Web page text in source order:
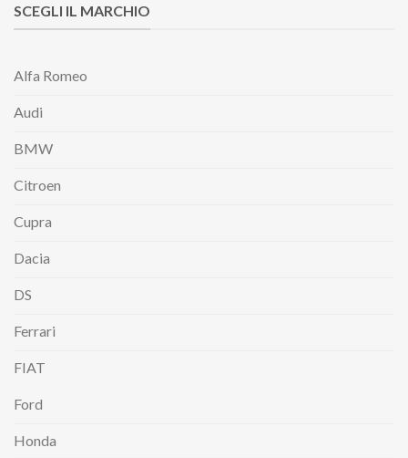
SCEGLI IL MARCHIO
Alfa Romeo
Audi
BMW
Citroen
Cupra
Dacia
DS
Ferrari
FIAT
Ford
Honda